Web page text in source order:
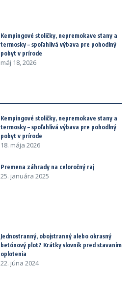
Kempingové stoličky, nepremokave stany a
termosky – spoľahlivá výbava pre pohodlný
pobyt v prírode
máj 18, 2026
Kempingové stoličky, nepremokave stany a
termosky – spoľahlivá výbava pre pohodlný
pobyt v prírode
18. mája 2026
Premena záhrady na celoročný raj
25. januára 2025
Jednostranný, obojstranný alebo okrasný
betónový plot? Krátky slovník pred stavaním
oplotenia
22. júna 2024